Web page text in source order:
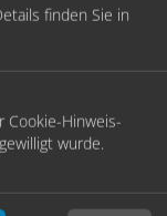
GmbH
finden Sie in
Cookie-Hinweis-
wurde.